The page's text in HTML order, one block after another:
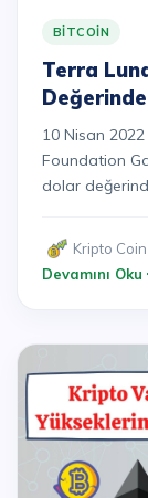
BITCOIN
Terra
10 Nisan
Foundation
dolar
Kripto Coin
Devamını Oku